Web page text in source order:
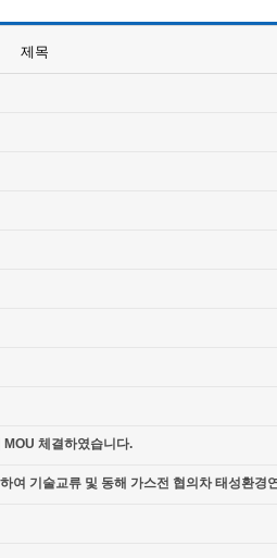
제목
체결하였습니다.
여 기술교류 및 동해 가스전 협의차 태성환경